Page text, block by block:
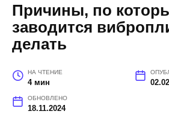
Причины, по
заводится
делать
НА ЧТЕНИЕ
4 мин
ОБНОВЛЕНО
18.11.2024